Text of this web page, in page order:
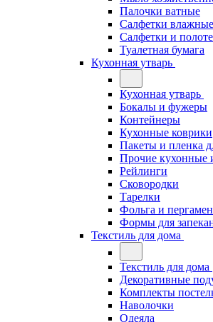
Палочки ватные
Салфетки влажные
Салфетки и
Туалетная бумага
Кухонная утварь
Кухонная утварь
Бокалы и фужеры
Контейнеры
Кухонные коврики
Пакеты и пленка
Прочие кухонные
Рейлинги
Сковородки
Тарелки
Фольга и
Формы для
Текстиль для дома
Текстиль для дома
Декоративные
Комплекты
Наволочки
Одеяла